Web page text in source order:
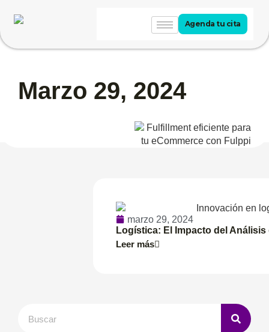
Agenda tu cita
Marzo 29, 2024
marzo 29, 2024
Logística: El Impacto del Análisis
Leer más